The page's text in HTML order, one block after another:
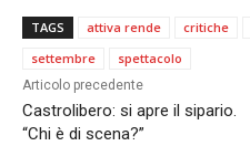
TAGS attiva rende critiche
settembre
spettacolo
Articolo precedente
Castrolibero: si apre il sipario.
“Chi è di scena?”